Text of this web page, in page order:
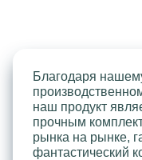
Благодаря
наш продукт
прочным
рынка на рынке,
фантастический